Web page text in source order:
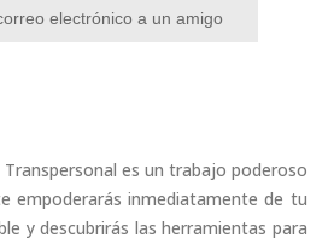
electrónico a un amigo
es un trabajo poderoso
empoderarás inmediatamente de tu
y descubrirás las herramientas para